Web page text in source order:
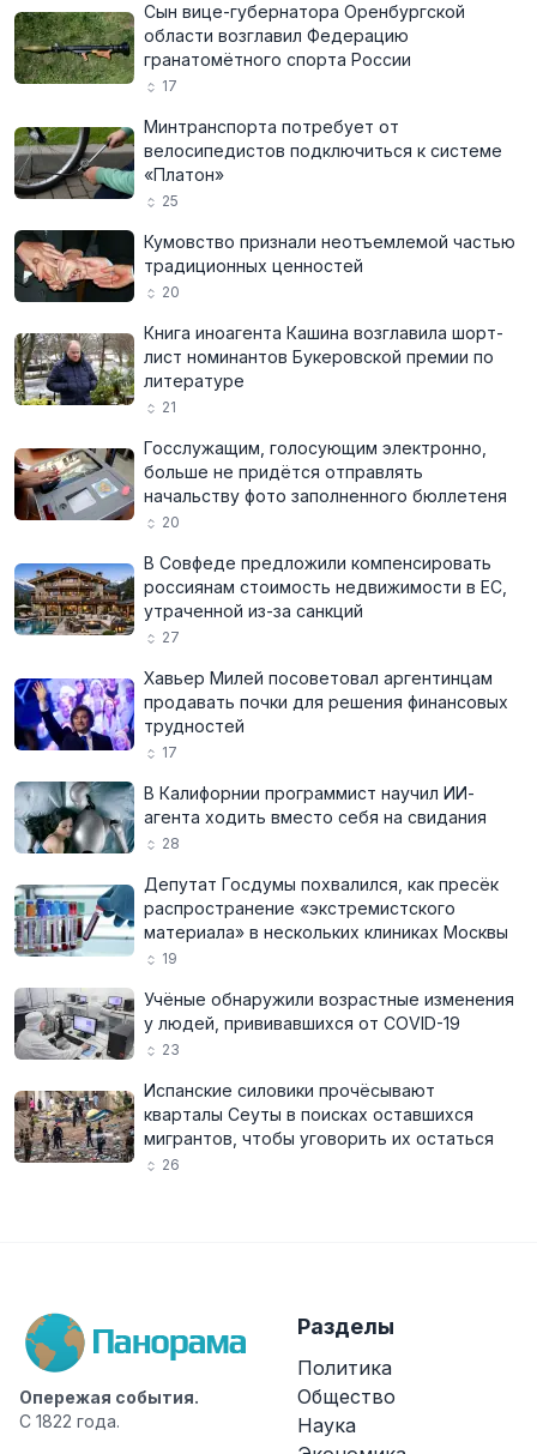
Сын вице-губернатора Оренбургской
области возглавил Федерацию
гранатомётного спорта России
17
Минтранспорта потребует от
велосипедистов подключиться к системе
«Платон»
25
Кумовство признали неотъемлемой частью
традиционных ценностей
20
Книга иноагента Кашина возглавила шорт-
лист номинантов Букеровской премии по
литературе
21
Госслужащим, голосующим электронно,
больше не придётся отправлять
начальству фото заполненного бюллетеня
20
В Совфеде предложили компенсировать
россиянам стоимость недвижимости в ЕС,
утраченной из-за санкций
27
Хавьер Милей посоветовал аргентинцам
продавать почки для решения финансовых
трудностей
17
В Калифорнии программист научил ИИ-
агента ходить вместо себя на свидания
28
Депутат Госдумы похвалился, как пресёк
распространение «экстремистского
материала» в нескольких клиниках Москвы
19
Учёные обнаружили возрастные изменения
у людей, прививавшихся от COVID-19
23
Испанские силовики прочёсывают
кварталы Сеуты в поисках оставшихся
мигрантов, чтобы уговорить их остаться
26
Опережая события.
С 1822 года.
Разделы
Политика
Общество
Наука